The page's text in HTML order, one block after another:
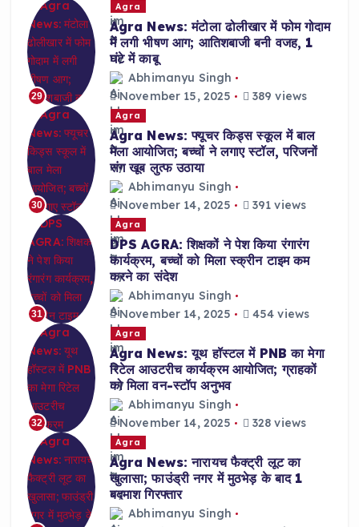
29
Agra
Agra News: मंटोला ढोलीखार में फोम गोदाम
में लगी भीषण आग; आतिशबाजी बनी वजह, 1
घंटे में काबू
Abhimanyu Singh
November 15, 2025
389 views
30
Agra
Agra News: फ्यूचर किड्स स्कूल में बाल
मेला आयोजित; बच्चों ने लगाए स्टॉल, परिजनों
संग खूब लुत्फ उठाया
Abhimanyu Singh
November 14, 2025
391 views
31
Agra
DPS AGRA: शिक्षकों ने पेश किया रंगारंग
कार्यक्रम, बच्चों को मिला स्क्रीन टाइम कम
करने का संदेश
Abhimanyu Singh
November 14, 2025
454 views
32
Agra
Agra News: यूथ हॉस्टल में PNB का मेगा
रिटेल आउटरीच कार्यक्रम आयोजित; ग्राहकों
को मिला वन-स्टॉप अनुभव
Abhimanyu Singh
November 14, 2025
328 views
Agra
Agra News: नारायच फैक्ट्री लूट का
खुलासा; फाउंड्री नगर में मुठभेड़ के बाद 1
बदमाश गिरफ्तार
Abhimanyu Singh